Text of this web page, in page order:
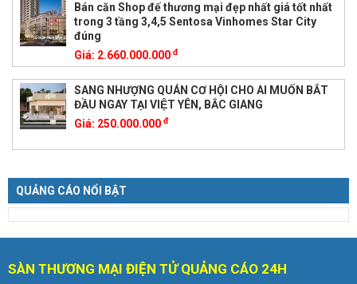
Bán căn Shop đế thương mại đẹp nhất giá tốt nhất
trong 3 tầng 3,4,5 Sentosa Vinhomes Star City
đúng
Giá: 2.660.000.000 đ
SANG NHƯỢNG QUÁN CƠ HỘI CHO AI MUỐN BẮT
ĐẦU NGAY TẠI VIỆT YÊN, BẮC GIANG
Giá: 250.000.000 đ
QUẢNG CÁO NỔI BẬT
SÀN THƯƠNG MẠI ĐIỆN TỬ QUẢNG CÁO 24H